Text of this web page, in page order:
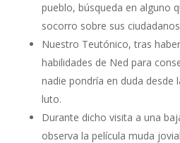
pueblo, búsqueda en alguno
socorro sobre sus
Nuestro Teutónico, tras
habilidades de Ned para
nadie pondrí­a en duda desde
luto.
Durante dicho visita a una
observa la película muda